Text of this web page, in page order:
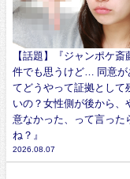
【話題】『ジャンポケ斎
件でも思うけど… 同意が
てどうやって証拠として
いの？女性側が後から、
意なかった、って言った
ね？』
2026.08.07